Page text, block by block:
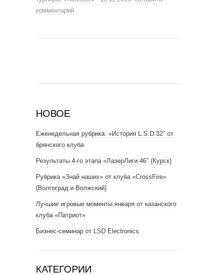
комментарий
НОВОЕ
Еженедельная рубрика: «История L.S.D.32″ от
брянского клуба
Результаты 4-го этапа «ЛазерЛиги 46″ (Курск)
Рубрика «Знай наших» от клуба «CrossFire»
(Волгоград и Волжский)
Лучшие игровые моменты января от казанского
клуба «Патриот»
Бизнес-семинар от LSD Electronics
КАТЕГОРИИ